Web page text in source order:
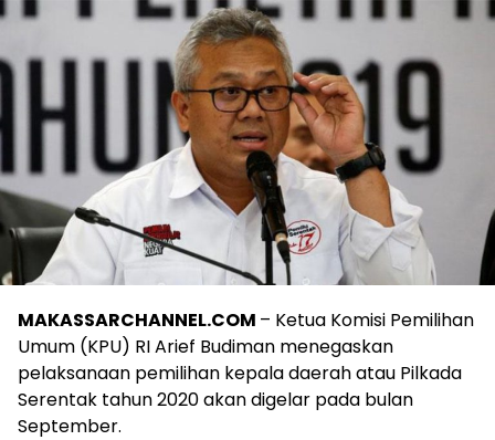
MAKASSARCHANNEL.COM – Ketua Komisi Pemilihan
Umum (KPU) RI Arief Budiman menegaskan
pelaksanaan pemilihan kepala daerah atau Pilkada
Serentak tahun 2020 akan digelar pada bulan
September.